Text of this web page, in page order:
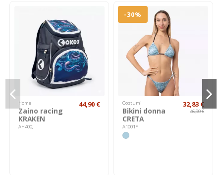
Home
Zaino racing
KRAKEN
AH400J
44,90 €
-30%
Costumi
Bikini donna
CRETA
A1001F
32,83 €
46,90 €